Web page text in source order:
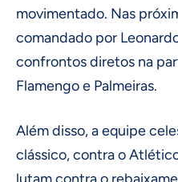
movimentado. Nas
comandado por
confrontos diretos na
Flamengo e Palmeiras.
Além disso, a equipe
clássico, contra o